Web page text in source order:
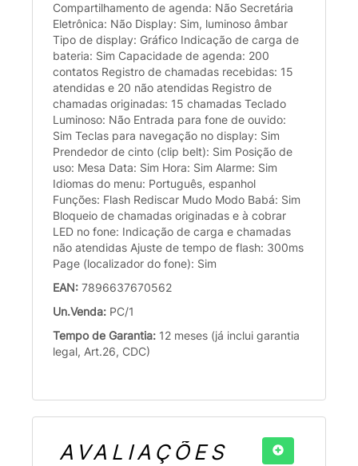
Compartilhamento de agenda: Não Secretária
Eletrônica: Não Display: Sim, luminoso âmbar
Tipo de display: Gráfico Indicação de carga de
bateria: Sim Capacidade de agenda: 200
contatos Registro de chamadas recebidas: 15
atendidas e 20 não atendidas Registro de
chamadas originadas: 15 chamadas Teclado
Luminoso: Não Entrada para fone de ouvido:
Sim Teclas para navegação no display: Sim
Prendedor de cinto (clip belt): Sim Posição de
uso: Mesa Data: Sim Hora: Sim Alarme: Sim
Idiomas do menu: Português, espanhol
Funções: Flash Rediscar Mudo Modo Babá: Sim
Bloqueio de chamadas originadas e à cobrar
LED no fone: Indicação de carga e chamadas
não atendidas Ajuste de tempo de flash: 300ms
Page (localizador do fone): Sim
EAN: 7896637670562
Un.Venda: PC/1
Tempo de Garantia: 12 meses (já inclui garantia
legal, Art.26, CDC)
AVALIAÇÕES